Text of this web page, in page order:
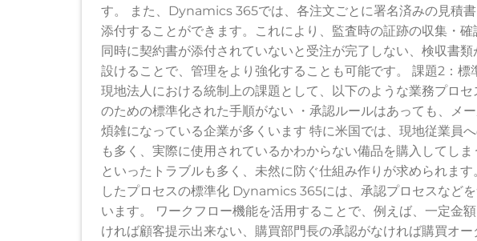
す。 また、Dynamics 365では、各注文ごとに署名済みの見積
添付することができます。これにより、監査時の証跡の収集・
同時に契約書が添付されていないと受注が完了しない、検収書
設けることで、管理をより強化することも可能です。 課題2：
現地法人における統制上の課題として、以下のような業務プロ
のための標準化された手順がない ・承認ルールはあっても、メ
煩雑になっている企業が多くいます 特に米国では、現地従業員
も多く、実際に使用されているかわからない備品を購入してし
といったトラブルも多く、未然に防ぐ仕組み作りが求められま
したプロセスの標準化 Dynamics 365には、承認プロセスなど
います。 ワークフロー機能を活用することで、例えば、一定金
ければ顧客提示出来ない、購買部門長の承認がなければ購買オ